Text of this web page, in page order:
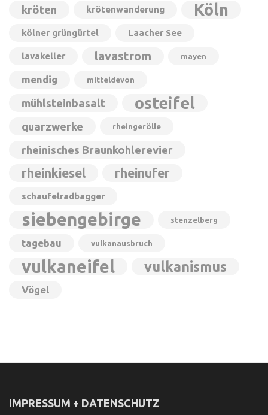
kröten krötenwanderung Köln
kölner grüngürtel Laacher See
lavakeller lavastrom mayen
mendig mitteldevon
mühlsteinbasalt osteifel
quarzwerke rheingerölle
rheinisches Braunkohlerevier
rheinkiesel rheinufer
schaufelradbagger
siebengebirge stenzelberg
tagebau vulkanausbruch
vulkaneifel vulkanismus
Vögel
IMPRESSUM + DATENSCHUTZ